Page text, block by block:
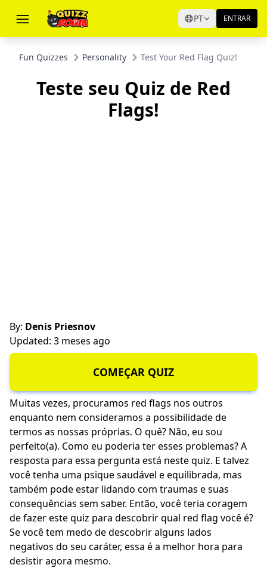
PT ENTRAR
Fun Quizzes Personality Test Your Red Flag Quiz!
Teste seu Quiz de Red
Flags!
By: Denis Priesnov
Updated: 3 meses ago
COMEÇAR QUIZ
Muitas vezes, procuramos red flags nos outros
enquanto nem consideramos a possibilidade de
termos as nossas próprias. O quê? Não, eu sou
perfeito(a). Como eu poderia ter esses problemas? A
resposta para essa pergunta está neste quiz. E talvez
você tenha uma psique saudável e equilibrada, mas
também pode estar lidando com traumas e suas
consequências sem saber. Então, você teria coragem
de fazer este quiz para descobrir qual red flag você é?
Se você tem medo de descobrir alguns lados
negativos do seu caráter, essa é a melhor hora para
desistir agora mesmo.